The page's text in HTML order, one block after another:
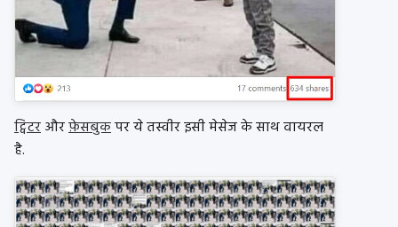
ट्विटरऔरफ़ेसबुकपर ये तस्वीर इसी मेसेज के साथ वायरल
है.